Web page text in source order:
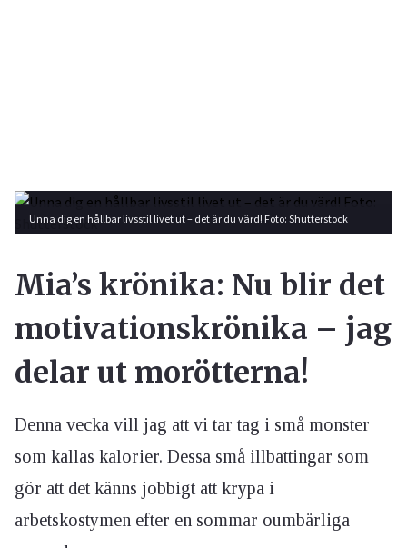
Unna dig en hållbar livsstil livet ut – det är du värd! Foto: Shutterstock
Mia’s krönika: Nu blir det
motivationskrönika – jag
delar ut morötterna!
Denna vecka vill jag att vi tar tag i små monster
som kallas kalorier. Dessa små illbattingar som
gör att det känns jobbigt att krypa i
arbetskostymen efter en sommar oumbärliga